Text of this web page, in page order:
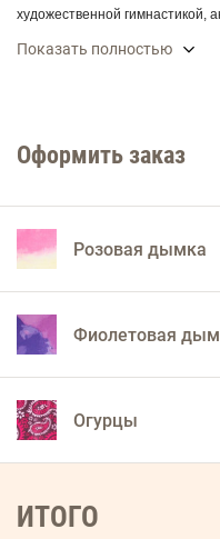
художественной гимнастикой,
Показать полностью
Оформить заказ
Розовая дымка
Фиолетовая
Огурцы
ИТОГО